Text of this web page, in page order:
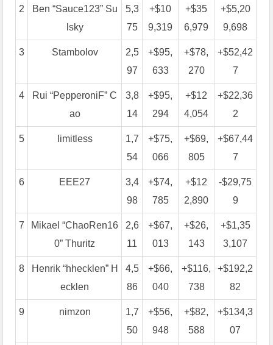
2
Ben “Sauce123” Su
lsky
5,3
75
+$10
9,319
+$35
6,979
+$5,20
9,698
3 Stambolov
2,5
97
+$95,
633
+$78,
270
+$52,42
7
4
Rui “PepperoniF” C
ao
3,8
14
+$95,
294
+$12
4,054
+$22,36
2
5 Iimitless
1,7
54
+$75,
066
+$69,
805
+$67,44
7
6 EEE27
3,4
98
+$74,
785
+$12
2,890
-$29,75
9
7
Mikael “ChaoRen16
0” Thuritz
2,6
11
+$67,
013
+$26,
143
+$1,35
3,107
8
Henrik “hhecklen” H
ecklen
4,5
86
+$66,
040
+$116,
738
+$192,2
82
9 nimzon
1,7
50
+$56,
948
+$82,
588
+$134,3
07